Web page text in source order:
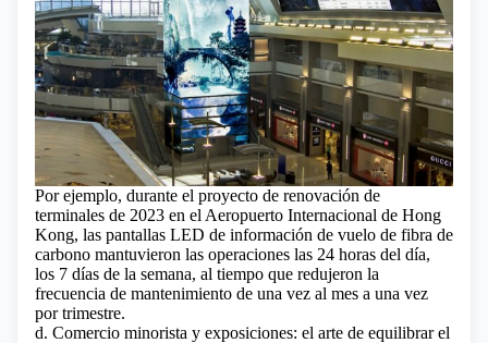
Por ejemplo, durante el proyecto de renovación de
terminales de 2023 en el Aeropuerto Internacional de Hong
Kong, las pantallas LED de información de vuelo de fibra de
carbono mantuvieron las operaciones las 24 horas del día,
los 7 días de la semana, al tiempo que redujeron la
frecuencia de mantenimiento de una vez al mes a una vez
por trimestre.
d. Comercio minorista y exposiciones: el arte de equilibrar el